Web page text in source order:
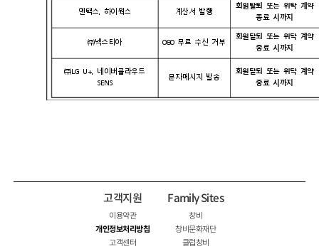
엔택스, 하이웍스
㈜넥스티아
계산서 발행
회원탈퇴 또는 위탁 계
종료 시까지
회원탈퇴 또는 위탁 계
종료 시까지
080 무료 수신 거부
㈜LG U+, 네이버클라우드
SENS
회원탈퇴 또는 위탁 계
종료 시까지
문자메시지 발송
고객지원
이용약관
개인정보처리방침
고객센터
Family Sites
창비
창비문화재단
클럽창비